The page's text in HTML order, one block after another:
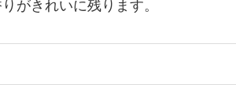
がきれいに残ります。